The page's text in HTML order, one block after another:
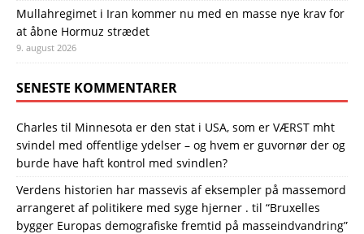
Mullahregimet i Iran kommer nu med en masse nye krav for
at åbne Hormuz strædet
9. august 2026
SENESTE KOMMENTARER
Charles til Minnesota er den stat i USA, som er VÆRST mht
svindel med offentlige ydelser – og hvem er guvornør der og
burde have haft kontrol med svindlen?
Verdens historien har massevis af eksempler på massemord
arrangeret af politikere med syge hjerner . til “Bruxelles
bygger Europas demo­grafiske frem­tid på masse­indvandring”